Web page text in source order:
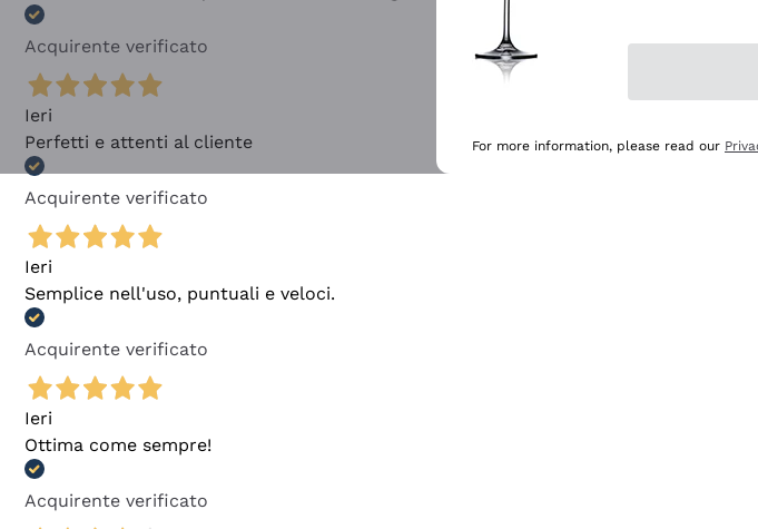
Acquirente verificato
Ieri
Perfetti e attenti al cliente
Acquirente verificato
Ieri
Semplice nell'uso, puntuali e veloci.
Acquirente verificato
Ieri
Ottima come sempre!
Acquirente verificato
For more information, please read our